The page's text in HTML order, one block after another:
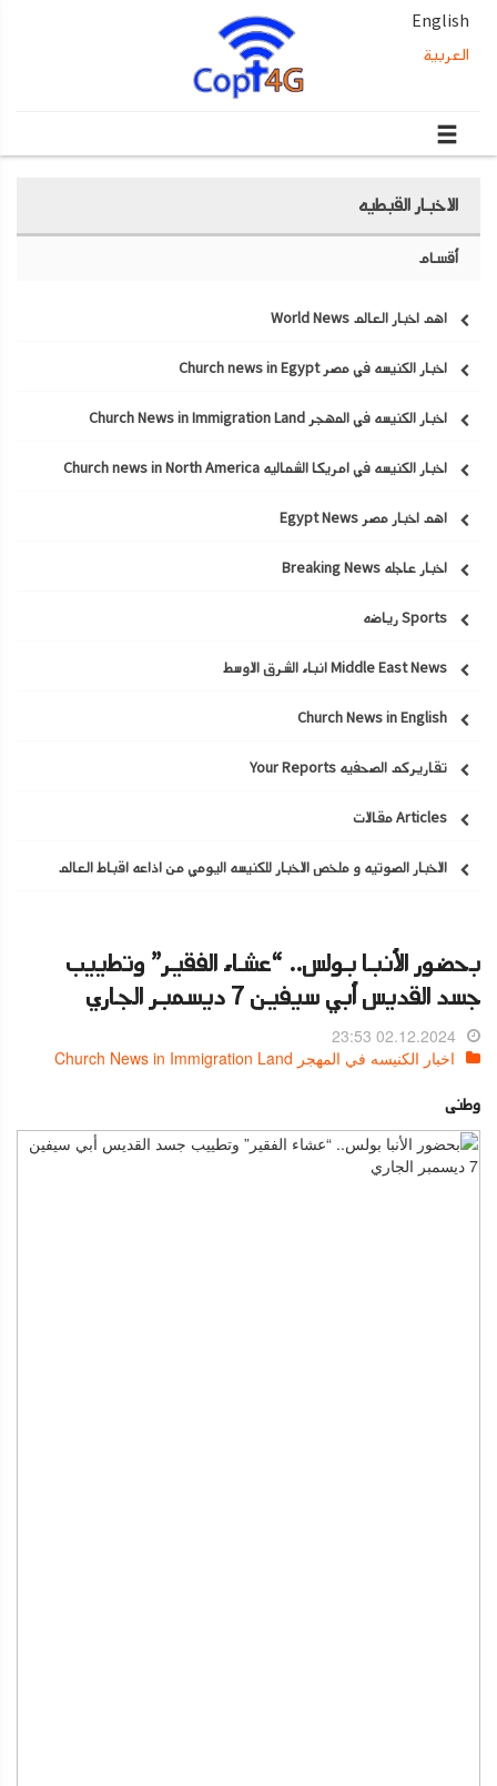
English
العربية
الاخبار القبطيه
أقسام
اهم اخبار العالم World News
اخبار الكنيسه في مصر Church news in Egypt
اخبار الكنيسه في المهجر Church News in Immigration Land
اخبار الكنيسه في امريكا الشماليه Church news in North America
اهم اخبار مصر Egypt News
اخبار عاجله Breaking News
Sports رياضه
Middle East News انباء الشرق الاوسط
Church News in English
تقاريركم الصحفيه Your Reports
Articles مقالات
الاخبار الصوتيه و ملخص الاخبار للكنيسه اليومي من اذاعه اقباط العالم
بحضور الأنبا بولس.. “عشاء الفقير” وتطييب
جسد القديس أبي سيفين 7 ديسمبر الجاري
02.12.2024 23:53
اخبار الكنيسه في المهجر Church News in Immigration Land
وطنى